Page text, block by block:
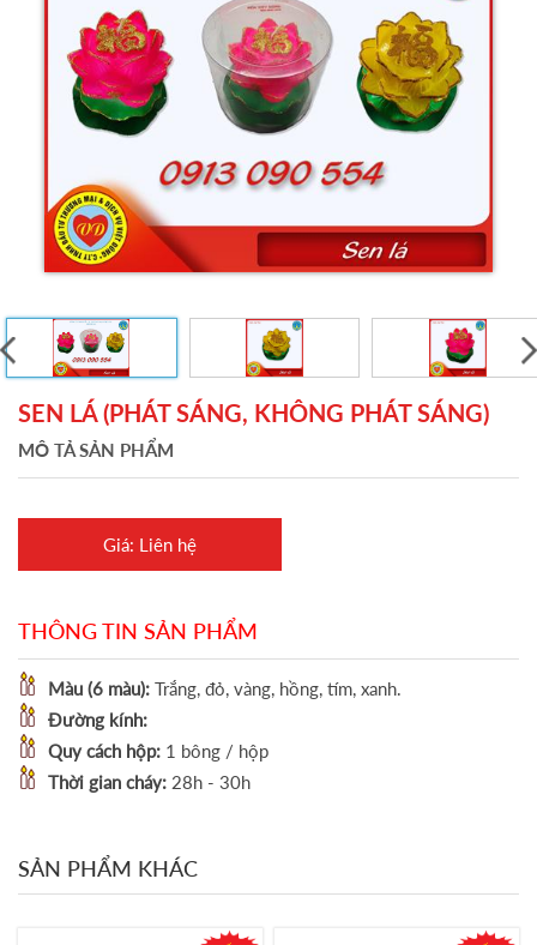
SEN LÁ (PHÁT SÁNG, KHÔNG PHÁT SÁNG)
MÔ TẢ SẢN PHẨM
Giá: Liên hệ
THÔNG TIN SẢN PHẨM
Màu (6 màu): Trắng, đỏ, vàng, hồng, tím, xanh.
Đường kính:
Quy cách hộp: 1 bông / hộp
Thời gian cháy: 28h - 30h
SẢN PHẨM KHÁC